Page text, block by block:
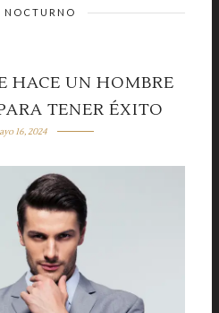
NOCTURNO
HACE UN HOMBRE
TENER ÉXITO
16, 2024